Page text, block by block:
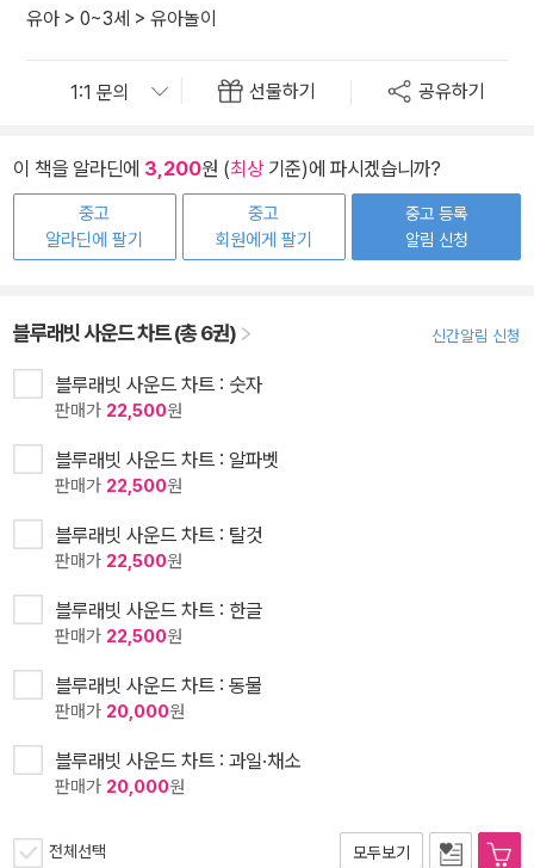
유아 > 0~3세 > 유아놀이
선물하기 공유하기
이 책을 알라딘에 3,200원 (최상기준)에 파시겠습니까?
중고
알라딘에 팔기
중고
회원에게 팔기
중고 등록
알림 신청
블루래빗 사운드 차트 (총 6권) 신간알림 신청
블루래빗 사운드 차트 : 숫자
판매가 22,500원
블루래빗 사운드 차트 : 알파벳
판매가 22,500원
블루래빗 사운드 차트 : 탈것
판매가 22,500원
블루래빗 사운드 차트 : 한글
판매가 22,500원
블루래빗 사운드 차트 : 동물
판매가 20,000원
블루래빗 사운드 차트 : 과일·채소
판매가 20,000원
전체선택 모두보기